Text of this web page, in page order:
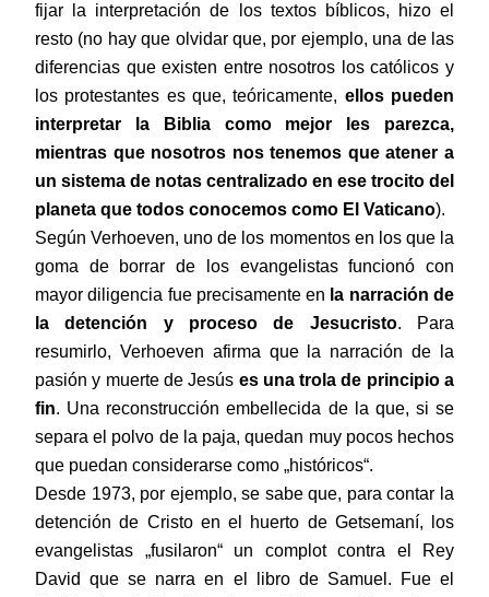
fijar la interpretación de los textos bíblicos, hizo el
resto (no hay que olvidar que, por ejemplo, una de las
diferencias que existen entre nosotros los católicos y
los protestantes es que, teóricamente, ellos pueden
interpretar la Biblia como mejor les parezca,
mientras que nosotros nos tenemos que atener a
un sistema de notas centralizado en ese trocito del
planeta que todos conocemos como El Vaticano).
Según Verhoeven, uno de los momentos en los que la
goma de borrar de los evangelistas funcionó con
mayor diligencia fue precisamente en la narración de
la detención y proceso de Jesucristo. Para
resumirlo, Verhoeven afirma que la narración de la
pasión y muerte de Jesús es una trola de principio a
fin. Una reconstrucción embellecida de la que, si se
separa el polvo de la paja, quedan muy pocos hechos
que puedan considerarse como „históricos“.
Desde 1973, por ejemplo, se sabe que, para contar la
detención de Cristo en el huerto de Getsemaní, los
evangelistas „fusilaron“ un complot contra el Rey
David que se narra en el libro de Samuel. Fue el